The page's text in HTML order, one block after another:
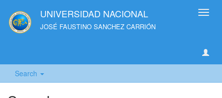
UNIVERSIDAD NACIONAL
JOSÉ FAUSTINO SANCHEZ CARRIÓN
Search